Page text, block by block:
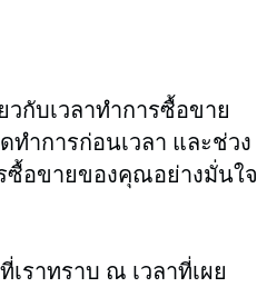
กับเวลาทำการซื้อขาย
ำการก่อนเวลา และช่วง
ซื้อขายของคุณอย่างมั่นใจ
ราทราบ ณ เวลาที่เผย